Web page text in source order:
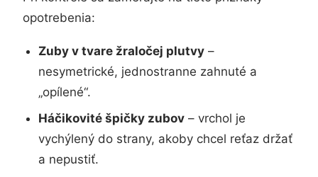
opotrebenia:
Zuby v tvare žraločej plutvy –
nesymetrické, jednostranne zahnuté a
„opílené“.
Háčikovité špičky zubov – vrchol je
vychýlený do strany, akoby chcel reťaz držať
a nepustiť.